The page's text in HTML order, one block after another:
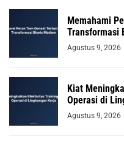
Memahami
Transformasi
Agustus 9, 2026
Kiat
Operasi di
Agustus 9, 2026